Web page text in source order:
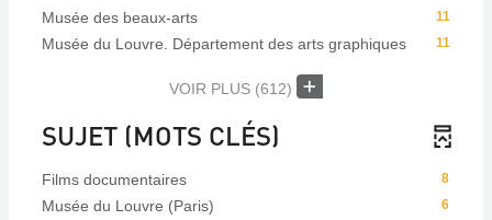
11
Musée des beaux-arts
11
Musée du Louvre. Département des arts graphiques
VOIR PLUS (612)
SUJET (MOTS CLÉS)
8
Films documentaires
6
Musée du Louvre (Paris)